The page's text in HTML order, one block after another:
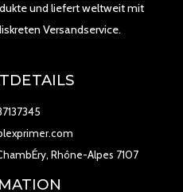
und liefert weltweit mit
Versandservice.
Rhône-Alpes 7107